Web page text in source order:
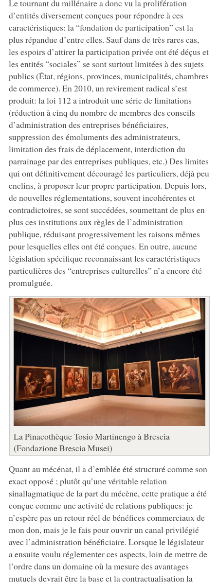
Le tournant du millénaire a donc vu la prolifération
d’entités diversement conçues pour répondre à ces
caractéristiques: la “fondation de participation” est la
plus répandue d’entre elles. Sauf dans de très rares cas,
les espoirs d’attirer la participation privée ont été déçus et
les entités “sociales” se sont surtout limitées à des sujets
publics (État, régions, provinces, municipalités, chambres
de commerce). En 2010, un revirement radical s’est
produit: la loi 112 a introduit une série de limitations
(réduction à cinq du nombre de membres des conseils
d’administration des entreprises bénéficiaires,
suppression des émoluments des administrateurs,
limitation des frais de déplacement, interdiction du
parrainage par des entreprises publiques, etc.) Des limites
qui ont définitivement découragé les particuliers, déjà peu
enclins, à proposer leur propre participation. Depuis lors,
de nouvelles réglementations, souvent incohérentes et
contradictoires, se sont succédées, soumettant de plus en
plus ces institutions aux règles de l’administration
publique, réduisant progressivement les raisons mêmes
pour lesquelles elles ont été conçues. En outre, aucune
législation spécifique reconnaissant les caractéristiques
particulières des “entreprises culturelles” n’a encore été
promulguée.
La Pinacothèque Tosio Martinengo à Brescia
(Fondazione Brescia Musei)
Quant au mécénat, il a d’emblée été structuré comme son
exact opposé ; plutôt qu’une véritable relation
sinallagmatique de la part du mécène, cette pratique a été
conçue comme une activité de relations publiques: je
n’espère pas un retour réel de bénéfices commerciaux de
mon don, mais je le fais pour ouvrir un canal privilégié
avec l’administration bénéficiaire. Lorsque le législateur
a ensuite voulu réglementer ces aspects, loin de mettre de
l’ordre dans un domaine où la mesure des avantages
mutuels devrait être la base et la contractualisation la